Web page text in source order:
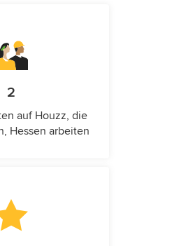
2
auf Houzz, die
Hessen arbeiten